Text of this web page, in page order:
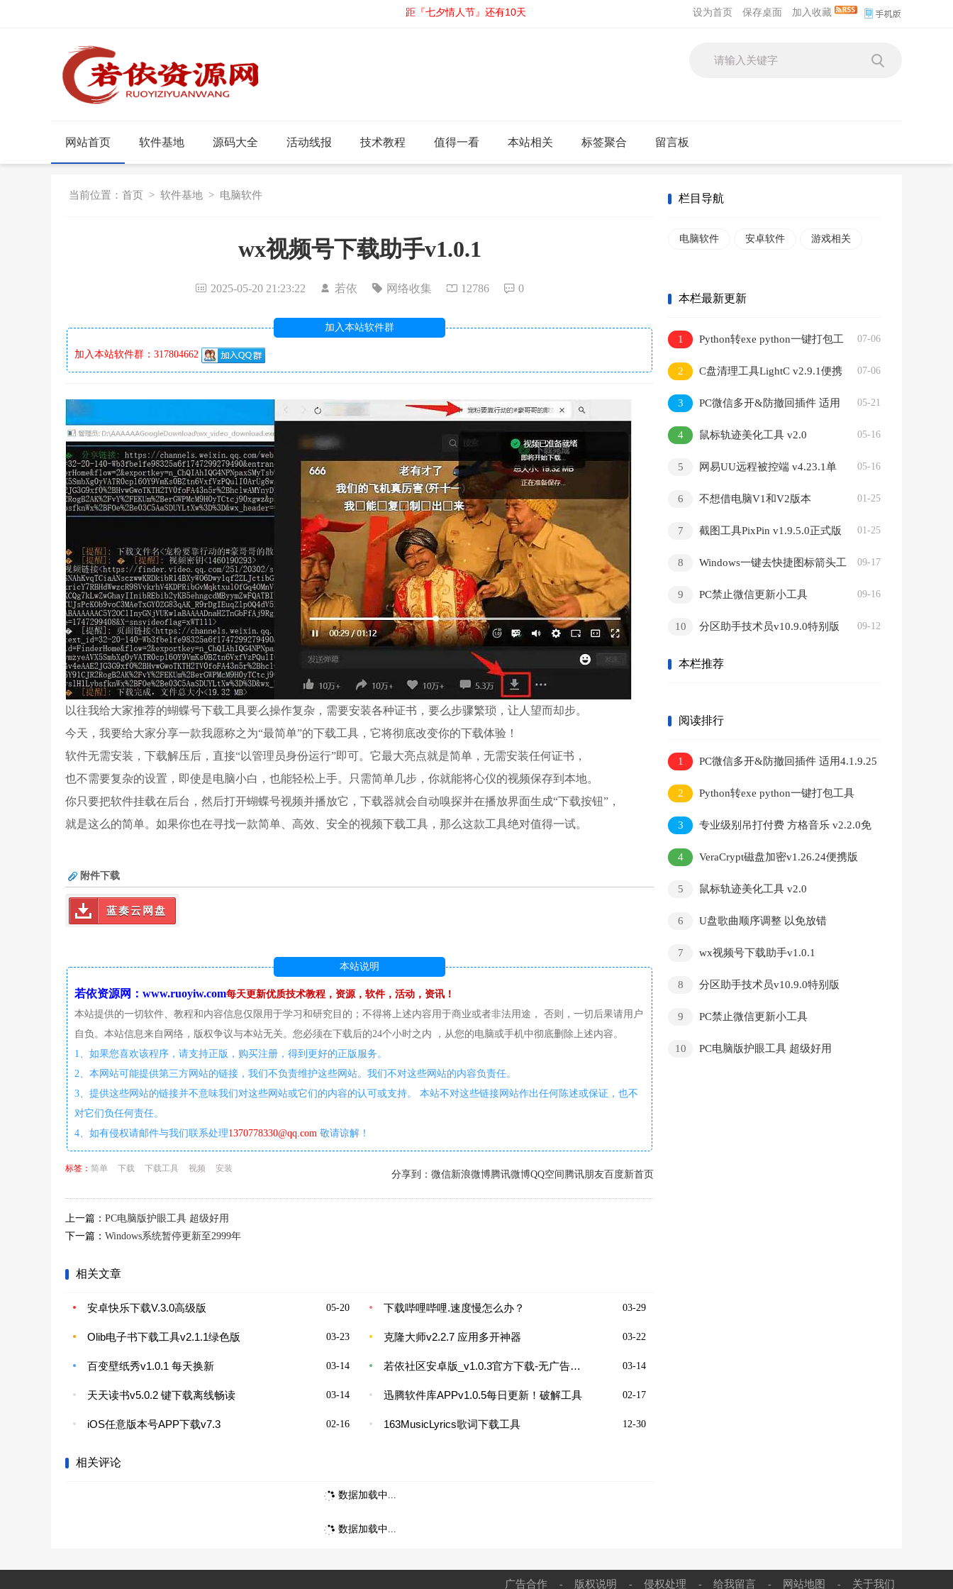
设为首页 保存桌面 加入收藏
距『七夕情人节』还有10天
网站首页 软件基地 源码大全 活动线报 技术教程 值得一看 本站相关 标签聚合 留言板
当前位置： 首页 > 软件基地 > 电脑软件
wx视频号下载助手v1.0.1
2025-05-20 21:23:22 若依 网络收集 12786 0
加入本站软件群
加入本站软件群：317804662
以往我给大家推荐的蝴蝶号下载工具要么操作复杂，需要安装各种证书，要么步骤繁琐，让人望而却步。
今天，我要给大家分享一款我愿称之为“最简单”的下载工具，它将彻底改变你的下载体验！
软件无需安装，下载解压后，直接“以管理员身份运行”即可。它最大亮点就是简单，无需安装任何证书，
也不需要复杂的设置，即使是电脑小白，也能轻松上手。只需简单几步，你就能将心仪的视频保存到本地。
你只要把软件挂载在后台，然后打开蝴蝶号视频并播放它，下载器就会自动嗅探并在播放界面生成“下载按钮”，
就是这么的简单。如果你也在寻找一款简单、高效、安全的视频下载工具，那么这款工具绝对值得一试。
附件下载
蓝奏云网盘
本站说明
若依资源网：www.ruoyiw.com每天更新优质技术教程，资源，软件，活动，资讯！
本站提供的一切软件、教程和内容信息仅限用于学习和研究目的；不得将上述内容用于商业或者非法用途， 否则，一切后果请用户
自负。本站信息来自网络，版权争议与本站无关。您必须在下载后的24个小时之内 ，从您的电脑或手机中彻底删除上述内容。
1、如果您喜欢该程序，请支持正版，购买注册，得到更好的正版服务。
2、本网站可能提供第三方网站的链接，我们不负责维护这些网站。我们不对这些网站的内容负责任。
3、提供这些网站的链接并不意味我们对这些网站或它们的内容的认可或支持。 本站不对这些链接网站作出任何陈述或保证，也不
对它们负任何责任。
4、如有侵权请邮件与我们联系处理1370778330@qq.com 敬请谅解！
标签： 简单 下载 下载工具 视频 安装
分享到： 微信新浪微博腾讯微博QQ空间 腾讯朋友百度新首页
上一篇： PC电脑版护眼工具 超级好用
下一篇： Windows系统暂停更新至2999年
相关文章
05-20
安卓快乐下载V.3.0高级版 03-29
下载哔哩哔哩.速度慢怎么办？
03-23
Olib电子书下载工具v2.1.1绿色版 03-22
克隆大师v2.2.7 应用多开神器
03-14
百变壁纸秀v1.0.1 每天换新 03-14
若依社区安卓版_v1.0.3官方下载-无广告安全认证
03-14
天天读书v5.0.2 键下载离线畅读 02-17
迅腾软件库APPv1.0.5每日更新！破解工具
02-16
iOS任意版本号APP下载v7.3 12-30
163MusicLyrics歌词下载工具
相关评论
数据加载中...
数据加载中...
栏目导航
电脑软件 安卓软件 游戏相关
本栏最新更新
07-06
1
Python转exe python一键打包工
具
07-06
2
C盘清理工具LightC v2.9.1便携
版
05-21
3
PC微信多开&防撤回插件 适用
4.1.9.25
05-16
4 鼠标轨迹美化工具 v2.0
05-16
5
网易UU远程被控端 v4.23.1单
01-25
6 不想借电脑V1和V2版本
01-25
7 截图工具PixPin v1.9.5.0正式版
09-17
8
Windows一键去快捷图标箭头工
09-16
9 PC禁止微信更新小工具
09-12
10 分区助手技术员v10.9.0特别版
本栏推荐
阅读排行
1 PC微信多开&防撤回插件 适用4.1.9.25
2 Python转exe python一键打包工具
3
专业级别吊打付费 方格音乐 v2.2.0免
安装版
4
VeraCrypt磁盘加密v1.26.24便携版
5 鼠标轨迹美化工具 v2.0
6 U盘歌曲顺序调整 以免放错
7 wx视频号下载助手v1.0.1
8 分区助手技术员v10.9.0特别版
9 PC禁止微信更新小工具
10 PC电脑版护眼工具 超级好用
广告合作 - 版权说明 - 侵权处理 - 给我留言 - 网站地图 - 关于我们